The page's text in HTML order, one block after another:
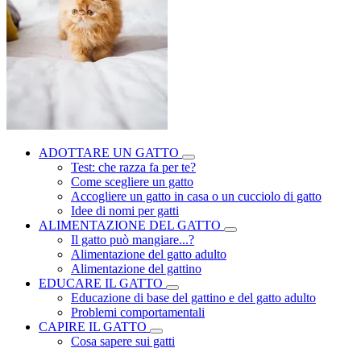
ADOTTARE UN GATTO
Test: che razza fa per te?
Come scegliere un gatto
Accogliere un gatto in casa o un cucciolo di gatto
Idee di nomi per gatti
ALIMENTAZIONE DEL GATTO
Il gatto può mangiare...?
Alimentazione del gatto adulto
Alimentazione del gattino
EDUCARE IL GATTO
Educazione di base del gattino e del gatto adulto
Problemi comportamentali
CAPIRE IL GATTO
Cosa sapere sui gatti